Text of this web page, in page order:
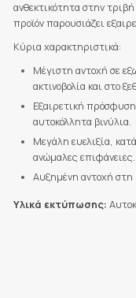
ανθεκτικότητα στην
προϊόν παρουσιάζει
Κύρια χαρακτηριστικά:
Μέγιστη αντοχή σε
ακτινοβολία και στο
Εξαιρετική
αυτοκόλλητα βινύλια.
Μεγάλη ευελιξία,
ανώμαλες επιφάνειες.
Αυξημένη αντοχή στη
Υλικά εκτύπωσης: